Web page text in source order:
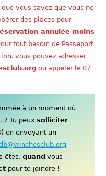
vous savez que vous ne
des places pour
annulée moins
tout besoin de Passeport
vous pouvez adresser
ou appeler le 07
à un moment où
? Tu peuxsolliciter
en envoyant un
êtes,quand vous
pour te joindre !